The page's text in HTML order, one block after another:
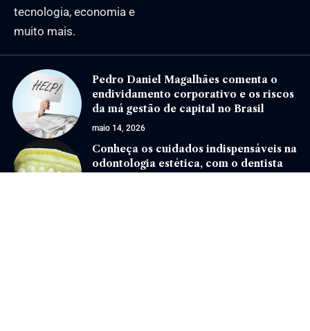
tecnologia, economia e
muito mais.
Pedro Daniel Magalhães comenta o
endividamento corporativo e os riscos
da má gestão de capital no Brasil
maio 14, 2026
Conheça os cuidados indispensáveis na
odontologia estética, com o dentista